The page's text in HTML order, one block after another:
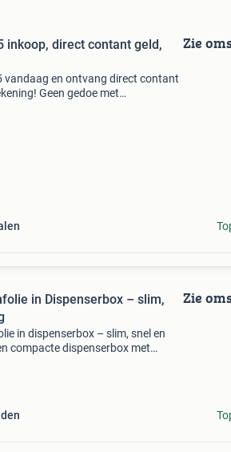
contant geld,
vandaag en ontvang direct contant
Geen gedoe met
Zie
in Dispenserbox – slim,
in dispenserbox – slim, snel en
compacte dispenserbox met
Zie